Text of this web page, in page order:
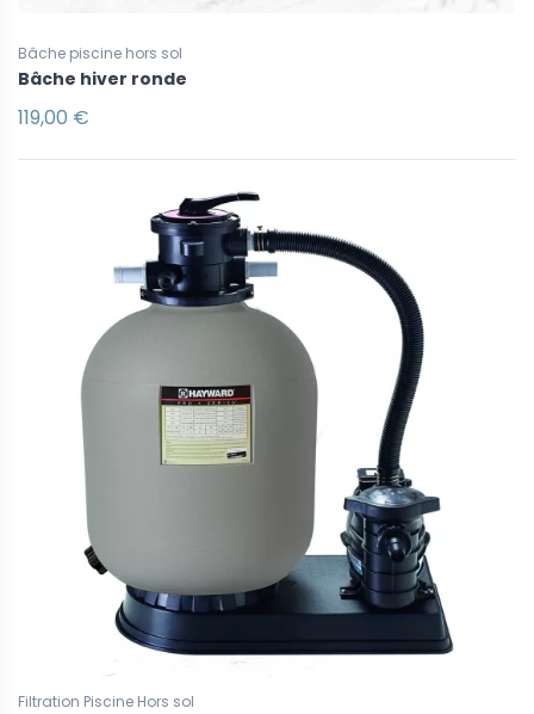
Bâche piscine hors sol
Bâche hiver ronde
119,00 €
Filtration Piscine Hors sol